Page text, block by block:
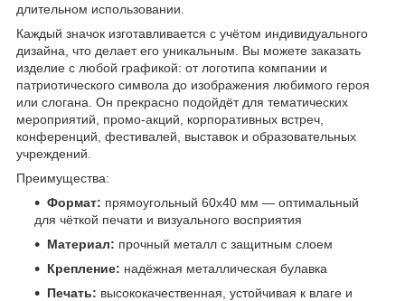
длительном использовании.
Каждый значок изготавливается с учётом индивидуального
дизайна, что делает его уникальным. Вы можете заказать
изделие с любой графикой: от логотипа компании и
патриотического символа до изображения любимого героя
или слогана. Он прекрасно подойдёт для тематических
мероприятий, промо-акций, корпоративных встреч,
конференций, фестивалей, выставок и образовательных
учреждений.
Преимущества:
Формат: прямоугольный 60х40 мм — оптимальный
для чёткой печати и визуального восприятия
Материал: прочный металл с защитным слоем
Крепление: надёжная металлическая булавка
Печать: высококачественная, устойчивая к влаге и